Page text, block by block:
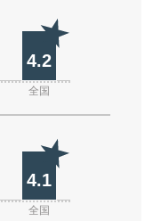
4.2
全国
4.1
全国